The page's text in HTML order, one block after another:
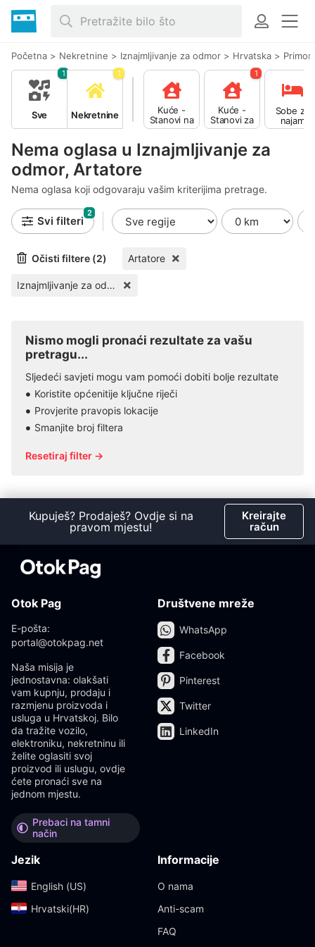
Početna > Nekretnine > Iznajmljivanje za odmor > Hrvatska >
Nema oglasa u Iznajmljivanje za
odmor, Artatore
Nema oglasa koji odgovaraju vašim kriterijima pretrage.
Sve
1
Nekretnine
1
Kuće -
Stanovi na
prodaju
Kuće -
Stanovi za
najam
1
Sobe za
najam
Svi filteri
2
Očisti filtere (2) Artatore
Iznajmljivanje za odmor
Nismo mogli pronaći rezultate za vašu
pretragu...
Sljedeći savjeti mogu vam pomoći dobiti bolje rezultate
Koristite općenitije ključne riječi
Provjerite pravopis lokacije
Smanjite broj filtera
Resetiraj filter →
Kupuješ? Prodaješ? Ovdje si na
pravom mjestu!
Kreirajte
račun
Otok Pag
E-pošta:
portal@otokpag.net
Naša misija je
jednostavna: olakšati
vam kupnju, prodaju i
razmjenu proizvoda i
usluga u Hrvatskoj. Bilo
da tražite vozilo,
elektroniku, nekretninu ili
želite oglasiti svoj
proizvod ili uslugu, ovdje
ćete pronaći sve na
jednom mjestu.
Prebaci na tamni
način
Društvene mreže
WhatsApp
Facebook
Pinterest
Twitter
LinkedIn
Jezik
English (US)‎
Hrvatski(HR)‎
Informacije
O nama
Anti-scam
FAQ